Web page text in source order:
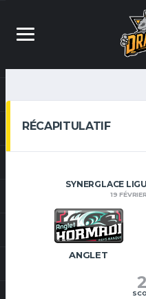
RÉCAPITULATIF
SYNERGLACE
19
ANGLET
2